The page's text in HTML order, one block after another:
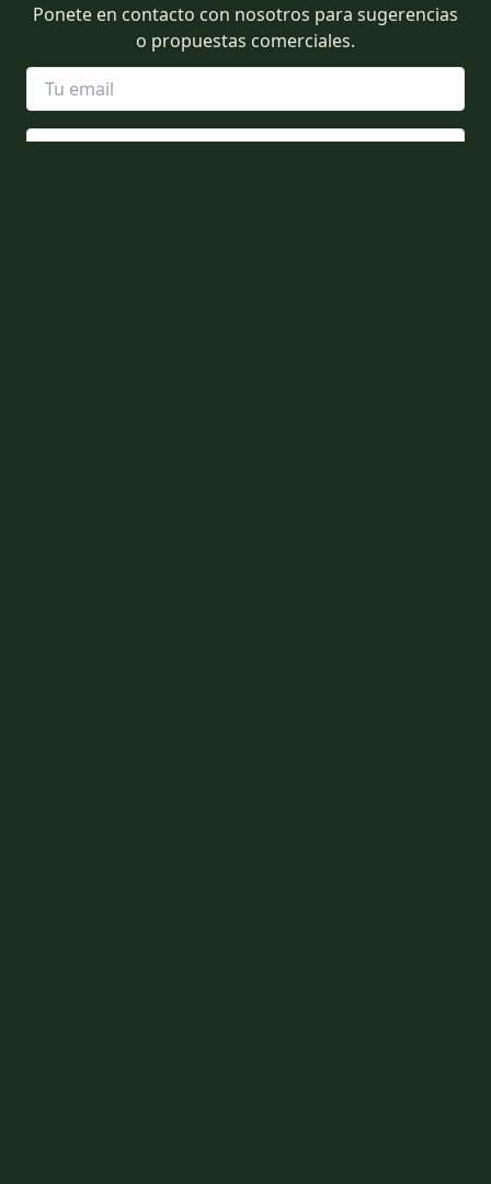
Ponete en contacto con nosotros para sugerencias
o propuestas comerciales.